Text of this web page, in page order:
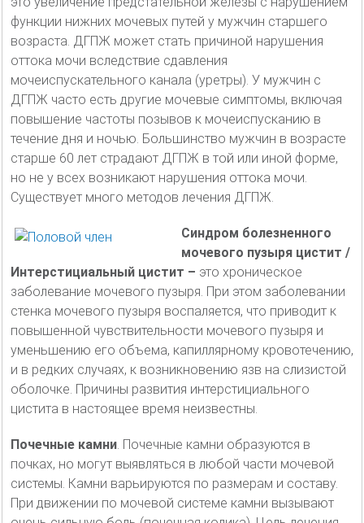
функции нижних мочевых путей у мужчин старшего
возраста. ДГПЖ может стать причиной нарушения
оттока мочи вследствие сдавления
мочеиспускательного канала (уретры). У мужчин с
ДГПЖ часто есть другие мочевые симптомы, включая
повышение частоты позывов к мочеиспусканию в
течение дня и ночью. Большинство мужчин в возрасте
старше 60 лет страдают ДГПЖ в той или иной форме,
но не у всех возникают нарушения оттока мочи.
Существует много методов лечения ДГПЖ.
Синдром болезненного
мочевого пузыря цистит /
Интерстициальный цистит – это хроническое
заболевание мочевого пузыря. При этом заболевании
стенка мочевого пузыря воспаляется, что приводит к
повышенной чувствительности мочевого пузыря и
уменьшению его объема, капиллярному кровотечению,
и в редких случаях, к возникновению язв на слизистой
оболочке. Причины развития интерстициального
цистита в настоящее время неизвестны.
Почечные камни. Почечные камни образуются в
почках, но могут выявляться в любой части мочевой
системы. Камни варьируются по размерам и составу.
При движении по мочевой системе камни вызывают